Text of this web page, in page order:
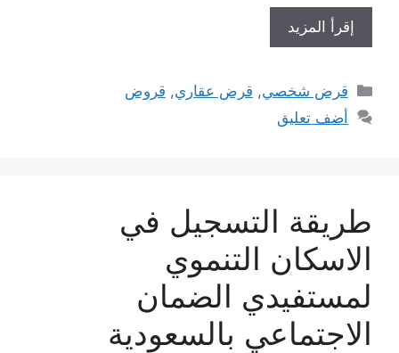
إقرأ المزيد
التصنيفات
قرض شخصي, قرض عقاري, قروض
أضف تعليق
طريقة التسجيل في
الاسكان التنموي
لمستفيدي الضمان
الاجتماعي بالسعودية